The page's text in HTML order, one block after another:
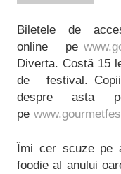
Biletele de
online pe
Diverta. Costă 15
de festival.
despre
pe
Îmi cer scuze pe
foodie al anului